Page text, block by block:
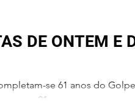
DE ONTEM E
se 61 anos do
os 21 anos...